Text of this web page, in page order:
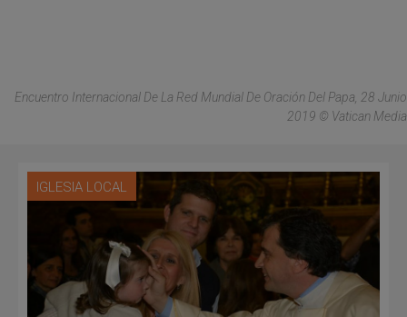
Encuentro Internacional De La Red Mundial De Oración Del Papa, 28 Junio
2019 © Vatican Media
IGLESIA LOCAL